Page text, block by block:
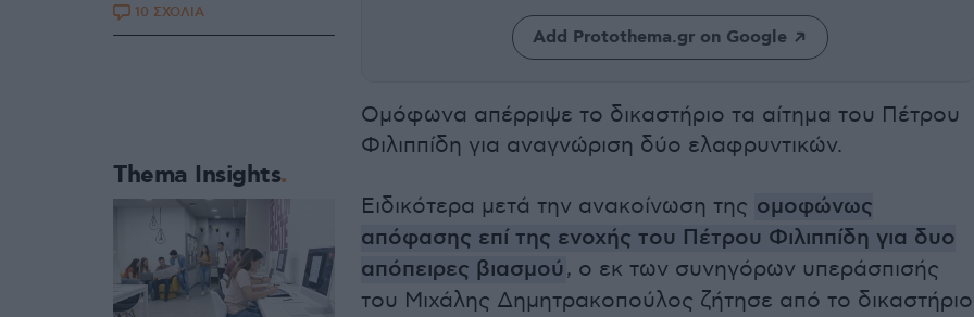
Add Protothema.gr on Google
Ομόφωνα απέρριψε το δικαστήριο τα αίτημα του Πέτρου
Φιλιππίδη για αναγνώριση δύο ελαφρυντικών.
Ειδικότερα μετά την ανακοίνωση της ομοφώνως
απόφασης επί της ενοχής του Πέτρου Φιλιππίδη για δυο
απόπειρες βιασμού, ο εκ των συνηγόρων υπεράσπισής
του Μιχάλης Δημητρακοπούλος ζήτησε από το δικαστήριο
10 ΣΧΟΛΙΑ
Thema Insights